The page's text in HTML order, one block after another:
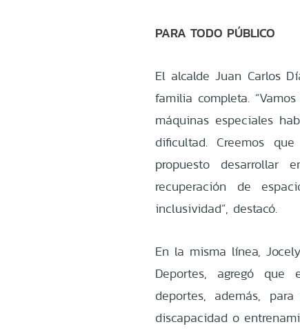
PARA TODO PÚBLICO
El alcalde Juan Carlos
familia completa.
máquinas especiales
dificultad. Creemos
propuesto desarrollar
recuperación de
inclusividad”, destacó.
En la misma línea,
Deportes, agregó
deportes, además,
discapacidad o